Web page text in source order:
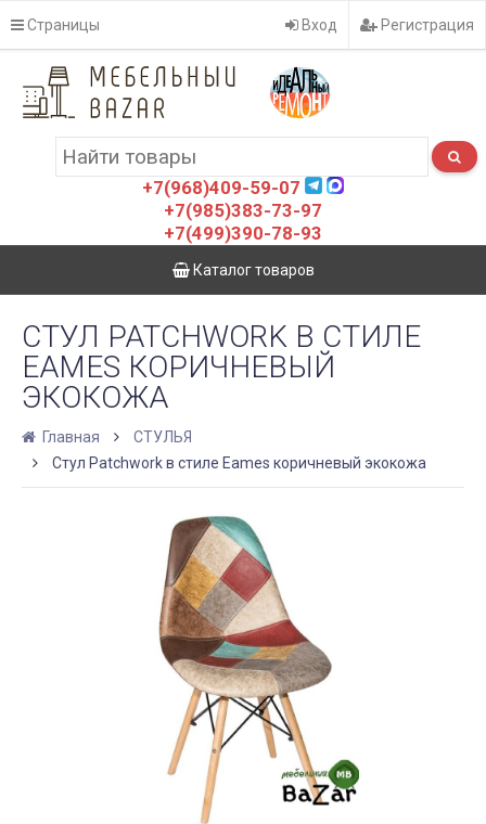
Страницы Вход Регистрация
+7(968)409-59-07
+7(985)383-73-97
+7(499)390-78-93
Каталог товаров
СТУЛ PATCHWORK В СТИЛЕ
EAMES КОРИЧНЕВЫЙ
ЭКОКОЖА
Главная
СТУЛЬЯ
Стул Patchwork в стиле Eames коричневый экокожа